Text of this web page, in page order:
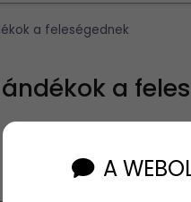
a feleségednek
a
A